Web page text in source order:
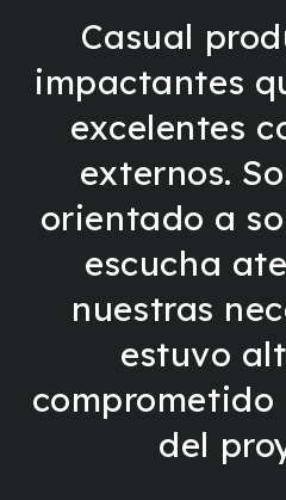
Casual
impactantes
excelentes
externos.
orientado a
escucha
nuestras
estuvo
del